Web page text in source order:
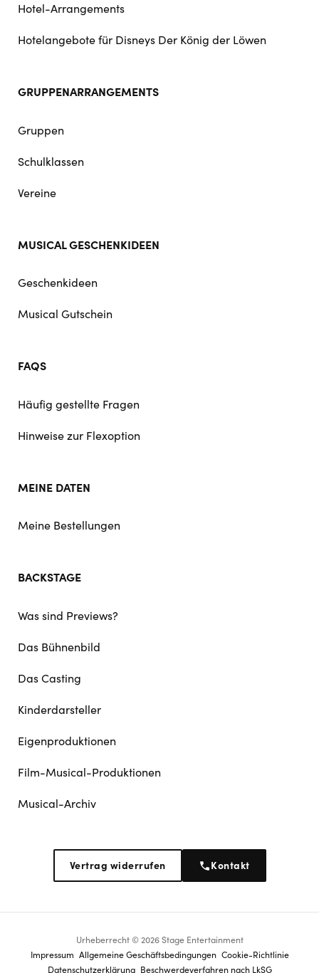
Hotel-Arrangements
Hotelangebote für Disneys Der König der Löwen
GRUPPENARRANGEMENTS
Gruppen
Schulklassen
Vereine
MUSICAL GESCHENKIDEEN
Geschenkideen
Musical Gutschein
FAQS
Häufig gestellte Fragen
Hinweise zur Flexoption
MEINE DATEN
Meine Bestellungen
BACKSTAGE
Was sind Previews?
Das Bühnenbild
Das Casting
Kinderdarsteller
Eigenproduktionen
Film-Musical-Produktionen
Musical-Archiv
Vertrag widerrufen Kontakt
Urheberrecht © 2026 Stage Entertainment
FooterImpressum Allgemeine Geschäftsbedingungen Cookie-Richtlinie
Datenschutz­erklärung Beschwerdeverfahren nach LkSG